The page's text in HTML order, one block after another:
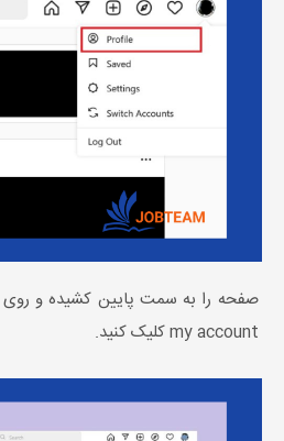
my account کلیک کنید.